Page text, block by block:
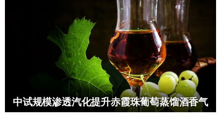
中试规模渗透汽化提升赤霞珠葡萄蒸馏酒香气